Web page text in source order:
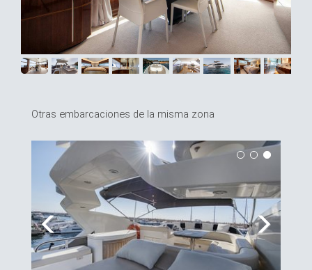
Otras embarcaciones de la misma zona
Previous Next